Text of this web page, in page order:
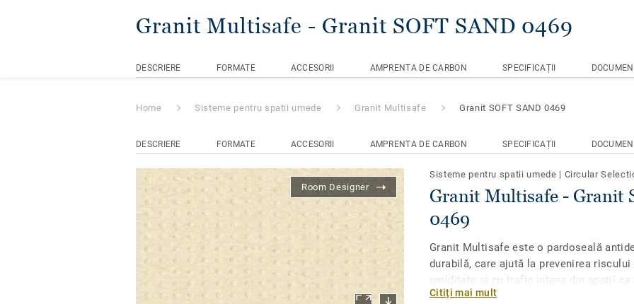
Granit Multisafe - Granit SOFT SAND 0469
DESCRIERE FORMATE ACCESORII AMPRENTA DE CARBON SPECIFICAȚII
Home Sisteme pentru spatii umede Granit Multisafe Granit SOFT SAND 0469
DESCRIERE FORMATE ACCESORII AMPRENTA DE CARBON SPECIFICAȚII
Room Designer
Sisteme pentru spatii umede | Circular
Granit Multisafe - Granit
0469
Granit Multisafe este o pardoseală
durabilă, care ajută la prevenirea
umiditate și cu trafic intens din spatii
spatii publice cum ar fi băile publice și
Citiți mai mult